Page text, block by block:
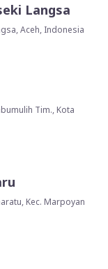
Langsa
Aceh, Indonesia
Tim., Kota
Kec. Marpoyan